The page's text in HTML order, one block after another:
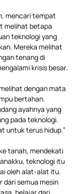
mencari tempat
melihat betapa
teknologi yang
Mereka melihat
tenang di
krisis besar.
dengan mata
bertahan.
ayahnya yang
pada teknologi.
untuk terus hidup.”
tanah, mendekati
teknologi itu
oleh alat-alat itu.
dari semua mesin